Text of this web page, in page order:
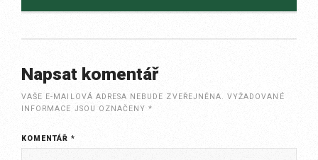
Napsat komentář
VAŠE E-MAILOVÁ ADRESA NEBUDE ZVEŘEJNĚNA. VYŽADOVANÉ
INFORMACE JSOU OZNAČENY*
KOMENTÁŘ*